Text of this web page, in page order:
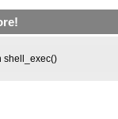
shell_exec()